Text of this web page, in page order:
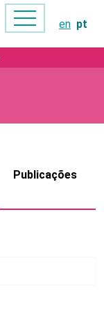
en pt
Publicações